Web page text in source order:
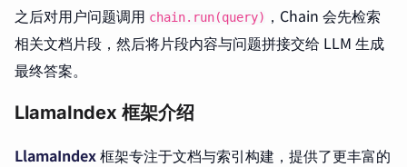
之后对用户问题调用 chain.run(query) ，Chain 会先检索
相关文档片段，然后将片段内容与问题拼接交给 LLM 生成
最终答案。
LlamaIndex 框架介绍
LlamaIndex框架专注于文档与索引构建，提供了更丰富的